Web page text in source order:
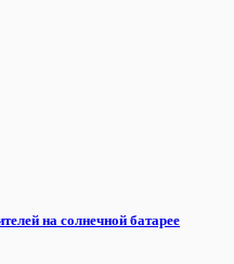
на солнечной батарее